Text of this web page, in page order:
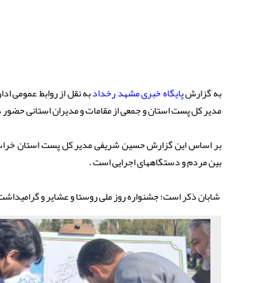
به گزارشپایگاه خبری مشهد رخدادبه نقل از روابط
مدیر کل پست استان و جمعی از مقامات و مدیران استانی
بر اساس این گزارش حسین شریفی مدیر کل پست استان
بین مردم و دستگاههای اجرایی است .
شابان ذکر است؛ جشنواره روز ملی روستا و عشایر و